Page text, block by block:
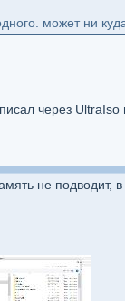
может ни
через UltraIso
не подводит,